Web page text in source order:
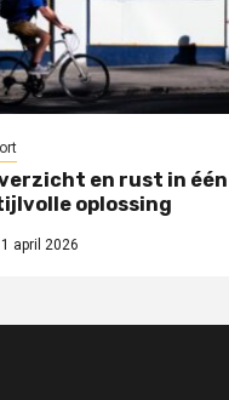
en rust in één
oplossing
1 april 2026